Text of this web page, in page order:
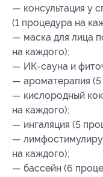
— консультация у
(1 процедура на
— маска для лица
на каждого);
— ИК-сауна и
— ароматерапия
— кислородный
на каждого);
— ингаляция (5
—
на каждого);
— бассейн (6